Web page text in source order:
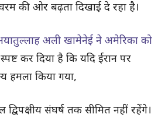
की ओर बढ़ता दिखाई दे रहा है।
अली खामेनेई ने अमेरिका को
कर दिया है कि यदि ईरान पर
हमला किया गया,
संघर्ष तक सीमित नहीं रहेंगे।